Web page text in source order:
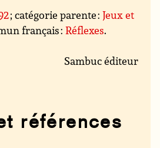
; catégorie parente :Jeux et
français :Réflexes.
Sambuc éditeur
références